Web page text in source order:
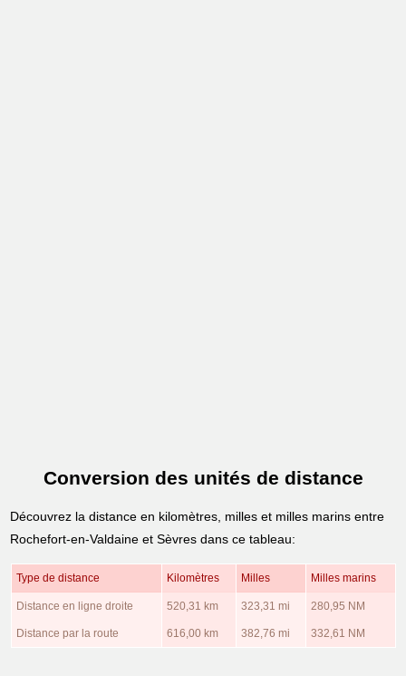
Conversion des unités de distance
Découvrez la distance en kilomètres, milles et milles marins entre
Rochefort-en-Valdaine et Sèvres dans ce tableau:
Type de distance Kilomètres Milles Milles marins
Distance en ligne droite 520,31 km 323,31 mi 280,95 NM
Distance par la route 616,00 km 382,76 mi 332,61 NM